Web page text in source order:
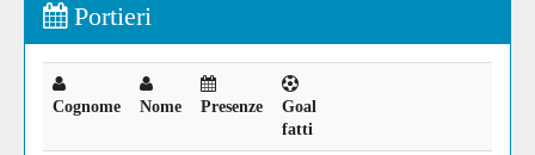
Portieri
Cognome Nome Presenze
Goal
fatti